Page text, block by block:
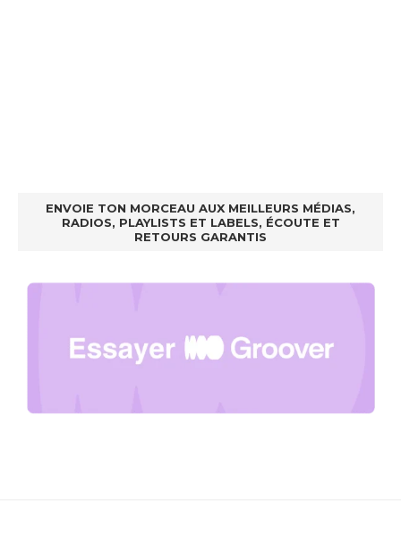
ENVOIE TON MORCEAU AUX MEILLEURS MÉDIAS,
RADIOS, PLAYLISTS ET LABELS, ÉCOUTE ET
RETOURS GARANTIS